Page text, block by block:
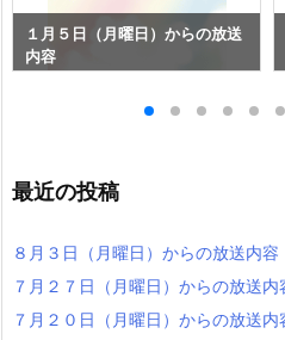
１月５日（月曜日）からの放送
内容
最近の投稿
８月３日（月曜日）からの放送内容
７月２７日（月曜日）からの放送内
７月２０日（月曜日）からの放送内